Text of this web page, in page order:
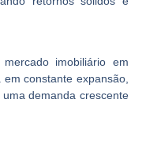
imobiliário em
constante expansão,
demanda crescente